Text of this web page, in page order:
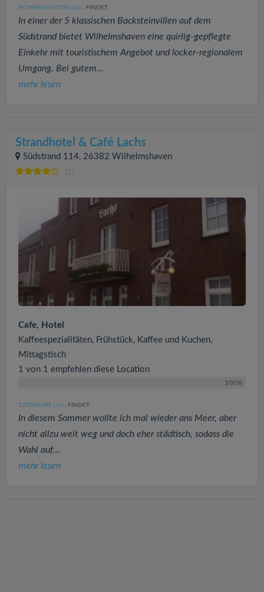
HOWPROMOTION (366 ) FINDET:
In einer der 5 klassischen Backsteinvillen auf dem
Südstrand bietet Wilhelmshaven eine quirlig-gepflegte
Einkehr mit touristischem Angebot und locker-regionalem
Umgang. Bei gutem...
mehr lesen
Strandhotel & Café Lachs
Südstrand 114, 26382 Wilhelmshaven
(1)
Cafe, Hotel
Kaffeespezialitäten, Frühstück, Kaffee und Kuchen,
Mittagstisch
1 von 1 empfehlen diese Location
100%
TZGONLINE (183 ) FINDET:
In diesem Sommer wollte ich mal wieder ans Meer, aber
nicht allzu weit weg und doch eher städtisch, sodass die
Wahl auf...
mehr lesen